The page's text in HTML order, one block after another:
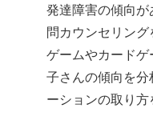
発達障害の傾向
問カウンセリン
ゲームやカード
子さんの傾向を
ーションの取り方